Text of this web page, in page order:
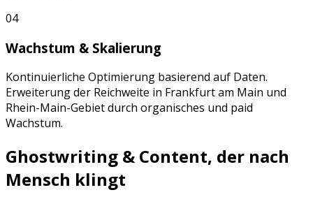
04
Wachstum & Skalierung
Kontinuierliche Optimierung basierend auf Daten.
Erweiterung der Reichweite in Frankfurt am Main und
Rhein-Main-Gebietdurch organisches und paid
Wachstum.
Ghostwriting & Content, der nach
Mensch klingt